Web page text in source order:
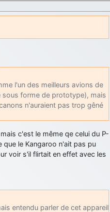
l'un des meilleurs avions de
forme de prototype), mais
n'auraient pas trop gêné
c'est le même qe celui du P-
le Kangaroo n'ait pas pu
voir s'il flirtait en effet avec les
entendu parler de cet appareil